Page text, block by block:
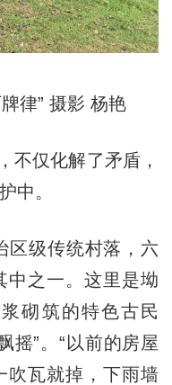
律” 摄影 杨艳
仅化解了矛盾，
中。
级传统村落，六
中之一。这里是坳
砌筑的特色古民
摇”。“以前的房屋
吹瓦就掉，下雨墙